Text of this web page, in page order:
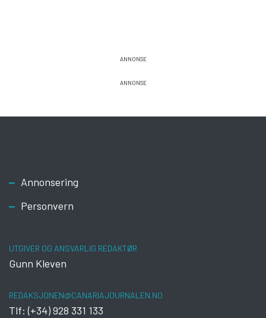
Footer
Annonsering
Personvern
UTGIVER OG ANSVARLIG REDAKTØR
Gunn Kleven
REDAKSJONEN@CANARIAJOURNALEN.NO
Tlf: (+34) 928 331 133